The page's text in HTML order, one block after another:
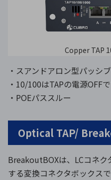
Copper TAP
・スアンドアロン型パッシ
・10/100はTAPの電源OFF
・POEパススルー
Optical TAP/
BreakoutBOXは、LCコネ
する変換コネクタボックスで